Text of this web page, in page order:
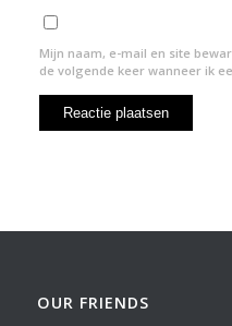
Mijn naam, e-mail en site
de volgende keer wanneer ik
OUR FRIENDS